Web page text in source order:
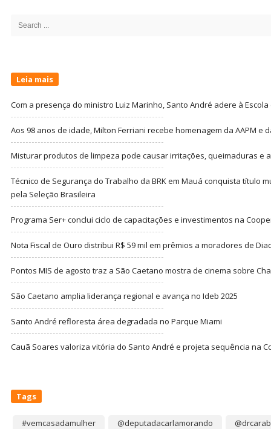
Search
Leia mais
Com a presença do ministro Luiz Marinho, Santo André adere à
Aos 98 anos de idade, Milton Ferriani recebe homenagem da AAPM e
Misturar produtos de limpeza pode causar irritações, queimaduras e
Técnico de Segurança do Trabalho da BRK em Mauá conquista título
pela Seleção Brasileira
Programa Ser+ conclui ciclo de capacitações e investimentos na
Nota Fiscal de Ouro distribui R$ 59 mil em prêmios a moradores de
Pontos MIS de agosto traz a São Caetano mostra de cinema sobre
São Caetano amplia liderança regional e avança no Ideb 2025
Santo André refloresta área degradada no Parque Miami
Cauã Soares valoriza vitória do Santo André e projeta sequência na
Tags
#vemcasadamulher @deputadacarlamorando